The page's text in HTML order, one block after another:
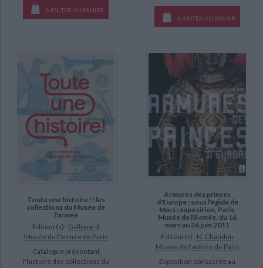
AJOUTER AU PANIER
AJOUTER AU PANIER
Toute une histoire ! : les
collections du Musée de
l'armée
Éditeur(s) : Gallimard
Musée de l'armée de Paris
Catalogue présentant
l'histoire des collections du
Armures des princes
d'Europe : sous l'égide de
Mars : exposition, Paris,
Musée de l'Armée, du 16
mars au 26 juin 2011
Éditeur(s) : N. Chaudun
Musée de l'armée de Paris
Exposition consacrée au